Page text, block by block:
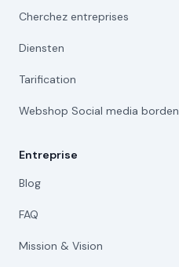
Cherchez entreprises
Diensten
Tarification
Webshop Social media borden
Entreprise
Blog
FAQ
Mission & Vision